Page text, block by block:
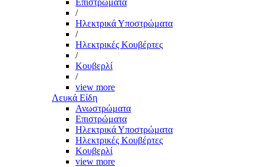
Επιστρώματα
/
Ηλεκτρικά Υποστρώματα
/
Ηλεκτρικές Κουβέρτες
/
Κουβερλί
/
view more
Λευκά Είδη
Ανωστρώματα
Επιστρώματα
Ηλεκτρικά Υποστρώματα
Ηλεκτρικές Κουβέρτες
Κουβερλί
view more